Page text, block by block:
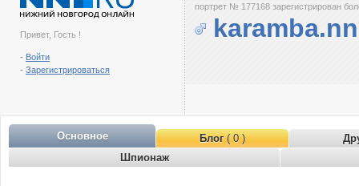
Привет, Гость !
- Войти
- Зарегистрироваться
портрет № 177168 зарегистрирован
Основное Блог( 0 )
Шпионаж